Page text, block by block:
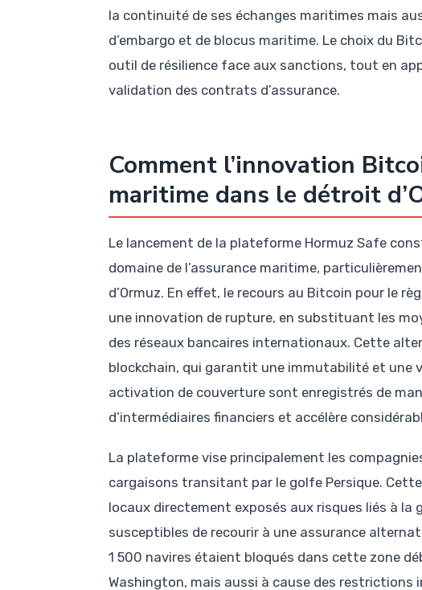
la continuité de ses échanges maritimes mais
d’embargo et de blocus maritime. Le choix du
outil de résilience face aux sanctions, tout en
validation des contrats d’assurance.
Comment l’innovation
maritime dans le détroit
Le lancement de la plateforme Hormuz Safe
domaine de l’assurance maritime,
d’Ormuz. En effet, le recours au Bitcoin pour le
une innovation de rupture, en substituant les
des réseaux bancaires internationaux. Cette
blockchain, qui garantit une immutabilité et une
activation de couverture sont enregistrés de
d’intermédiaires financiers et accélère
La plateforme vise principalement les
cargaisons transitant par le golfe Persique.
locaux directement exposés aux risques liés à
susceptibles de recourir à une assurance
1 500 navires étaient bloqués dans cette zone
Washington, mais aussi à cause des